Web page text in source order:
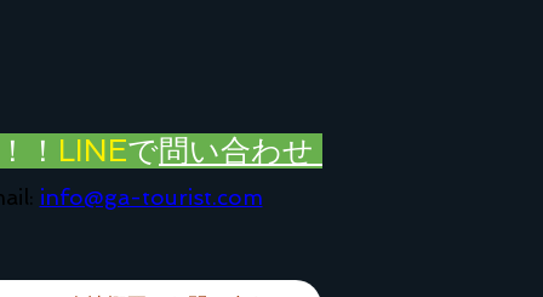
！ LINEで問い合わせ
info@ga-tourist.com